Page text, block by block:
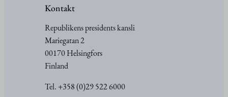
Kontakt
Republikens presidents kansli
Mariegatan 2
00170 Helsingfors
Finland
Tel. +358 (0)29 522 6000